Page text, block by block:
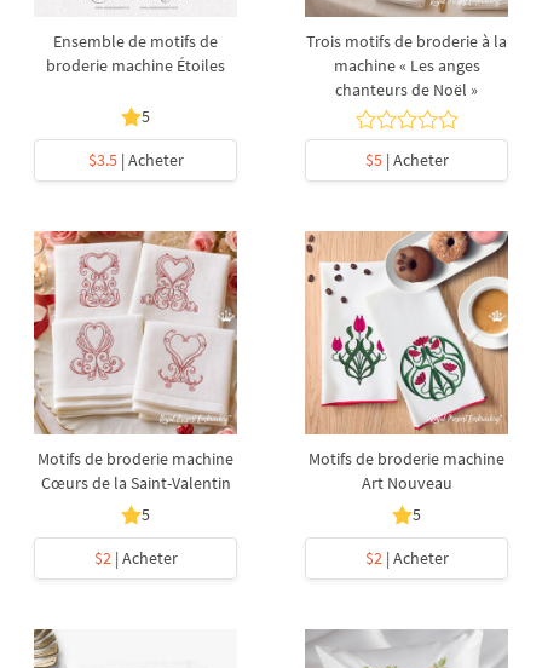
Ensemble de motifs de
broderie machine Étoiles
5
$3.5| Acheter
Trois motifs de broderie à la
machine « Les anges
chanteurs de Noël »
$5| Acheter
Motifs de broderie machine
Cœurs de la Saint-Valentin
5
$2| Acheter
Motifs de broderie machine
Art Nouveau
5
$2| Acheter